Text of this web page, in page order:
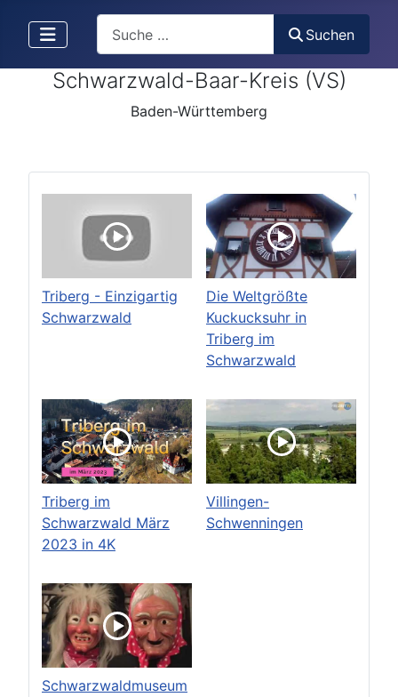
Suchen
Schwarzwald-Baar-Kreis (VS)
Baden-Württemberg
Triberg - Einzigartig
Schwarzwald
Die Weltgrößte
Kuckucksuhr in
Triberg im
Schwarzwald
Triberg im
Schwarzwald März
2023 in 4K
Villingen-
Schwenningen
Schwarzwaldmuseum